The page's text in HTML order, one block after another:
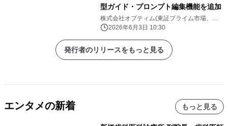
型ガイド・プロンプト編集機能を追加
株式会社オプティム(東証プライム市場、コ
ード：3694)
2026年6月3日 10:30
発行者のリリースをもっと見る
エンタメの新着 もっと見る